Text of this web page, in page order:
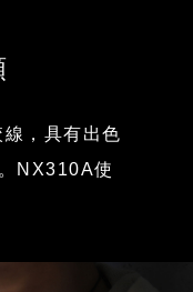
，具有出色
NX310A使